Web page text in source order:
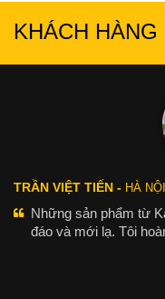
KHÁCH HÀNG
TRẦN VIỆT TIẾN - HÀ NỘI
Những sản phẩm từ
đáo và mới lạ. Tôi